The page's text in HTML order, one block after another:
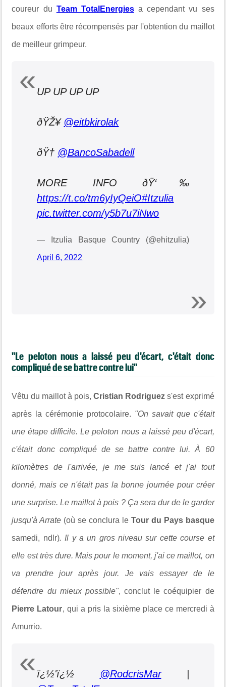
coureur du Team TotalEnergiesa cependant vu ses
beaux efforts être récompensés par l'obtention du maillot
de meilleur grimpeur.
UP UP UP UP
ðŸŽ¥ @eitbkirolak
ðŸ† @BancoSabadell
MORE INFO ðŸ‘‰
https://t.co/tm6yIyQeiO#Itzulia
pic.twitter.com/y5b7u7iNwo
— Itzulia Basque Country (@ehitzulia)
April 6, 2022
"Le peloton nous a laissé peu d'écart, c'était donc
compliqué de se battre contre lui"
Vêtu du maillot à pois,Cristian Rodriguez s'est exprimé
après la cérémonie protocolaire. "On savait que c'était
une étape difficile. Le peloton nous a laissé peu d'écart,
c'était donc compliqué de se battre contre lui. À 60
kilomètres de l'arrivée, je me suis lancé et j'ai tout
donné, mais ce n'était pas la bonne journée pour créer
une surprise. Le maillot à pois ? Ça sera dur de le garder
jusqu'à Arrate (où se conclura le Tour du Pays basque
samedi, ndlr). Il y a un gros niveau sur cette course et
elle est très dure. Mais pour le moment, j'ai ce maillot, on
va prendre jour après jour. Je vais essayer de le
défendre du mieux possible", conclut le coéquipier de
Pierre Latour, qui a pris la sixième place ce mercredi à
Amurrio.
ï¿½'ï¿½ @RodcrisMar|